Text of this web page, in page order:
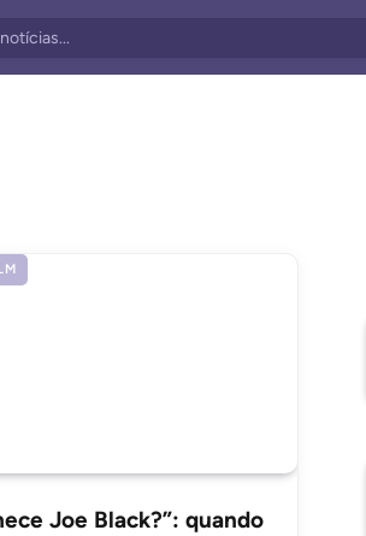
Joe Black?”: quando